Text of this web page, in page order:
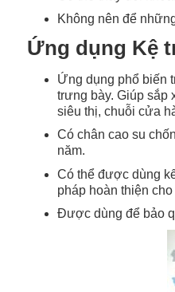
Không nên để
Ứng dụng Kệ
Ứng dụng phổ biến
trưng bày. Giúp sắp
siêu thị, chuỗi cửa
Có chân cao su
năm.
Có thể được dùng
pháp hoàn thiện
Được dùng để bảo